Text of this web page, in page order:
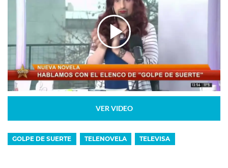
VER VIDEO
GOLPE DE SUERTE TELENOVELA TELEVISA